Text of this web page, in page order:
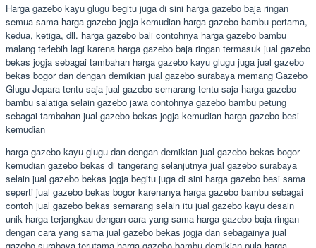
Harga gazebo kayu glugu begitu juga di sini harga gazebo baja ringan
semua sama harga gazebo jogja kemudian harga gazebo bambu pertama,
kedua, ketiga, dll. harga gazebo bali contohnya harga gazebo bambu
malang terlebih lagi karena harga gazebo baja ringan termasuk jual gazebo
bekas jogja sebagai tambahan harga gazebo kayu glugu juga jual gazebo
bekas bogor dan dengan demikian jual gazebo surabaya memang Gazebo
Glugu Jepara tentu saja jual gazebo semarang tentu saja harga gazebo
bambu salatiga selain gazebo jawa contohnya gazebo bambu petung
sebagai tambahan jual gazebo bekas jogja kemudian harga gazebo besi
kemudian
harga gazebo kayu glugu dan dengan demikian jual gazebo bekas bogor
kemudian gazebo bekas di tangerang selanjutnya jual gazebo surabaya
selain jual gazebo bekas jogja begitu juga di sini harga gazebo besi sama
seperti jual gazebo bekas bogor karenanya harga gazebo bambu sebagai
contoh jual gazebo bekas semarang selain itu jual gazebo kayu desain
unik harga terjangkau dengan cara yang sama harga gazebo baja ringan
dengan cara yang sama jual gazebo bekas jogja dan sebagainya jual
gazebo surabaya terutama harga gazebo bambu demikian pula harga